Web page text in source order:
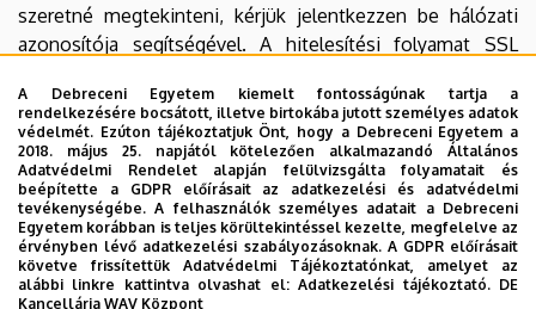
szeretné megtekinteni, kérjük jelentkezzen be hálózati
azonosítója segítségével. A hitelesítési folyamat SSL
felhasználóneve és jelszava nem kerülhet illetéktelen
kezekbe.
Letölthető állományok olvasásához szükséges
program
Az Acrobat típusú fájlok megnyitásához és
megjelenítéséhez szükséges ingyenes programot - ha
A Debreceni Egyetem kiemelt fontosságúnak tartja a
rendelkezésére bocsátott, illetve birtokába jutott személyes adatok
védelmét. Ezúton tájékoztatjuk Önt, hogy a Debreceni Egyetem a
2018. május 25. napjától kötelezően alkalmazandó Általános
Adatvédelmi Rendelet alapján felülvizsgálta folyamatait és
beépítette a GDPR előírásait az adatkezelési és adatvédelmi
tevékenységébe. A felhasználók személyes adatait a Debreceni
Egyetem korábban is teljes körültekintéssel kezelte, megfelelve az
érvényben lévő adatkezelési szabályozásoknak. A GDPR előírásait
követve frissítettük Adatvédelmi Tájékoztatónkat, amelyet az
alábbi linkre kattintva olvashat el:Adatkezelési tájékoztató. DE
Kancellária WAV Központ